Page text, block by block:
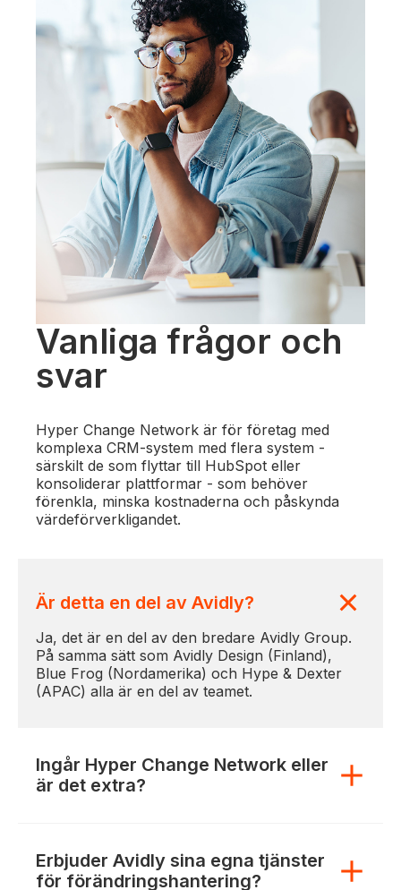
Vanliga frågor och
svar
Hyper Change Network är för företag med
komplexa CRM-system med flera system -
särskilt de som flyttar till HubSpot eller
konsoliderar plattformar - som behöver
förenkla, minska kostnaderna och påskynda
värdeförverkligandet.
Är detta en del av Avidly?
Ja, det är en del av den bredare Avidly Group.
På samma sätt som Avidly Design (Finland),
Blue Frog (Nordamerika) och Hype & Dexter
(APAC) alla är en del av teamet.
Ingår Hyper Change Network eller
är det extra?
Erbjuder Avidly sina egna tjänster
för förändringshantering?